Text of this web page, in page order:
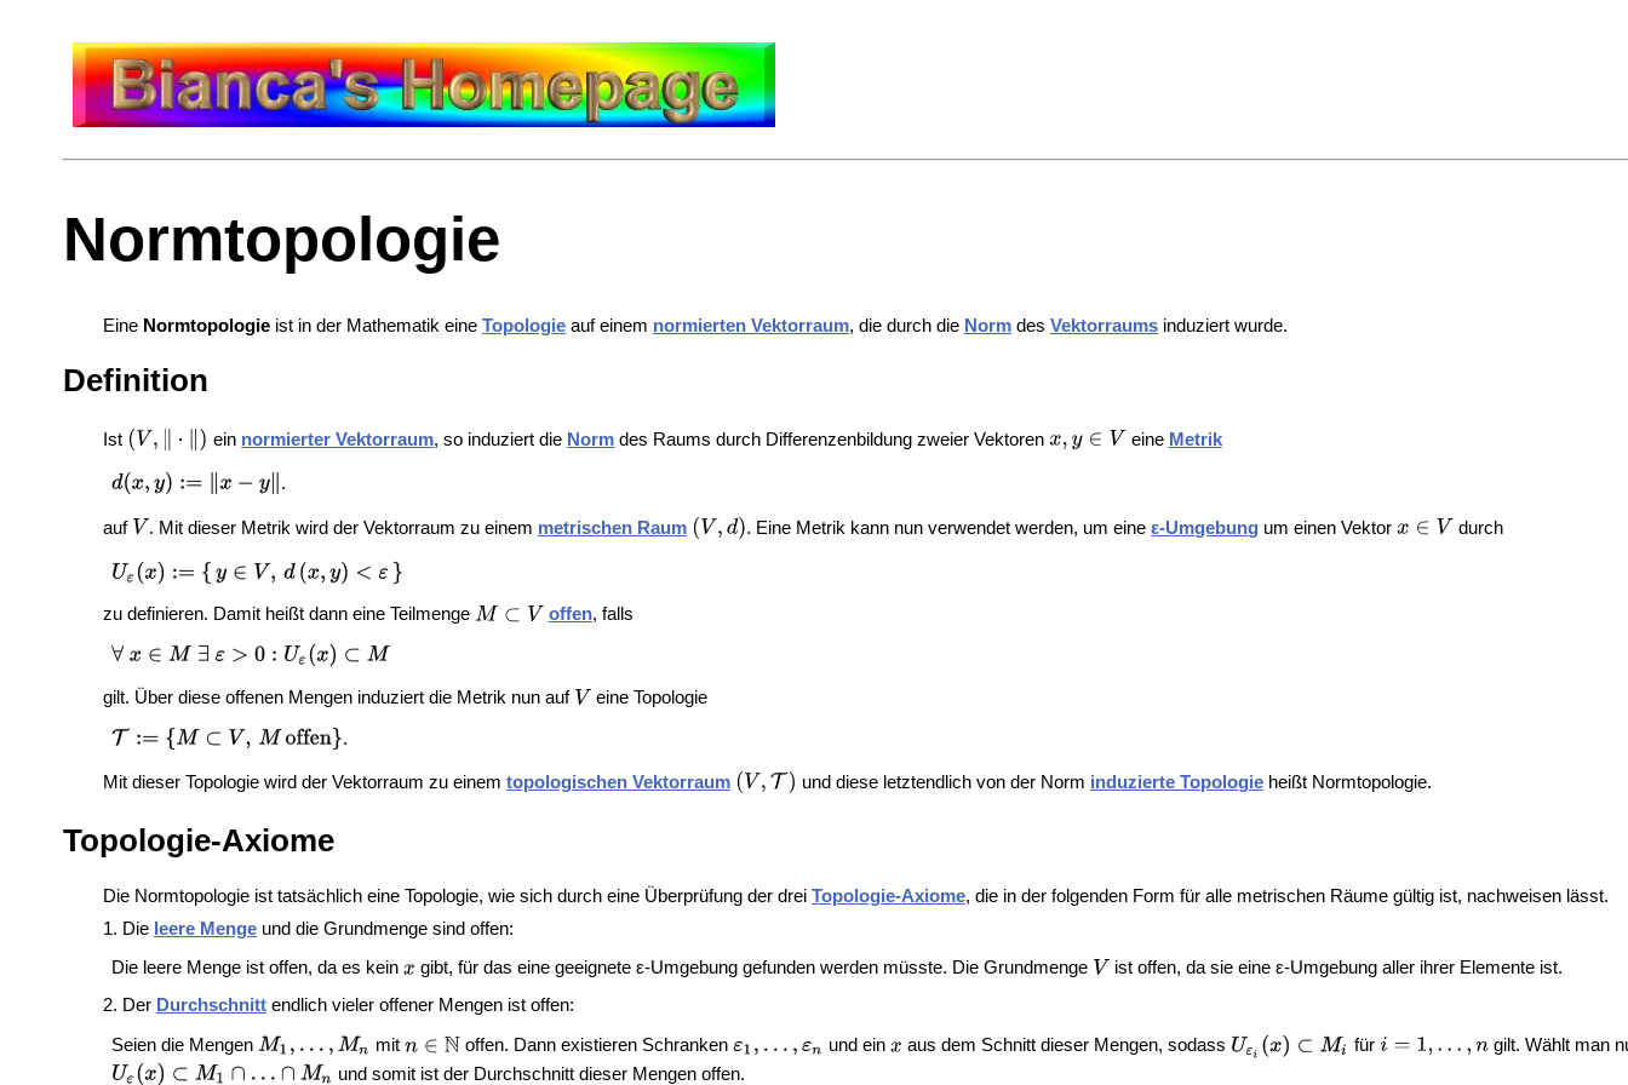
Normtopologie
Eine Normtopologieist in der Mathematik eine Topologieauf einem normierten Vektorraum, die durch die Normdes Vektorraumsinduziert wurde.
Definition
Ist ein normierter Vektorraum, so induziert die Norm des Raums durch Differenzenbildung zweier Vektoren eine Metrik
.
auf . Mit dieser Metrik wird der Vektorraum zu einem metrischen Raum . Eine Metrik kann nun verwendet werden, um eineε-Umgebung um einen Vektor durch
zu definieren. Damit heißt dann eine Teilmenge offen, falls
gilt. Über diese offenen Mengen induziert die Metrik nun auf eine Topologie
.
Mit dieser Topologie wird der Vektorraum zu einem topologischen Vektorraum und diese letztendlich von der Norm induzierte Topologie heißt Normtopologie.
Topologie-Axiome
Die Normtopologie ist tatsächlich eine Topologie, wie sich durch eine Überprüfung der drei Topologie-Axiome, die in der folgenden Form für alle metrischen Räume gültig ist, nachweisen lässt.
1. Die leere Mengeund die Grundmenge sind offen:
Die leere Menge ist offen, da es kein
gibt, für das eine geeignete ε-Umgebung gefunden werden müsste. Die Grundmenge
ist offen, da sie eine ε-Umgebung aller ihrer Elemente ist.
2. Der Durchschnittendlich vieler offener Mengen ist offen:
Seien die Mengen mit offen. Dann existieren Schranken und ein aus dem Schnitt dieser Mengen, sodass für
gilt. Wählt man
und somit ist der Durchschnitt dieser Mengen offen.